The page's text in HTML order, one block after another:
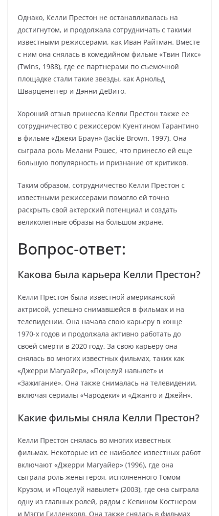
Однако, Келли Престон не останавливалась на
достигнутом, и продолжала сотрудничать с такими
известными режиссерами, как Иван Райтман. Вместе
с ним она снялась в комедийном фильме «Твин Пикс»
(Twins, 1988), где ее партнерами по съемочной
площадке стали такие звезды, как Арнольд
Шварценеггер и Дэнни ДеВито.
Хороший отзыв принесла Келли Престон также ее
сотрудничество с режиссером Куентином Тарантино
в фильме «Джеки Браун» (Jackie Brown, 1997). Она
сыграла роль Мелани Рошес, что принесло ей еще
большую популярность и признание от критиков.
Таким образом, сотрудничество Келли Престон с
известными режиссерами помогло ей точно
раскрыть свой актерский потенциал и создать
великолепные образы на большом экране.
Вопрос-ответ:
Какова была карьера Келли Престон?
Келли Престон была известной американской
актрисой, успешно снимавшейся в фильмах и на
телевидении. Она начала свою карьеру в конце
1970-х годов и продолжала активно работать до
своей смерти в 2020 году. За свою карьеру она
снялась во многих известных фильмах, таких как
«Джерри Магуайер», «Поцелуй навылет» и
«Зажигание». Она также снималась на телевидении,
включая сериалы «Чародеки» и «Джанго и Джейн».
Какие фильмы сняла Келли Престон?
Келли Престон снялась во многих известных
фильмах. Некоторые из ее наиболее известных работ
включают «Джерри Магуайер» (1996), где она
сыграла роль жены героя, исполненного Томом
Крузом, и «Поцелуй навылет» (2003), где она сыграла
одну из главных ролей, рядом с Кевином Костнером
и Мэгги Гилленхолл. Она также снялась в фильмах